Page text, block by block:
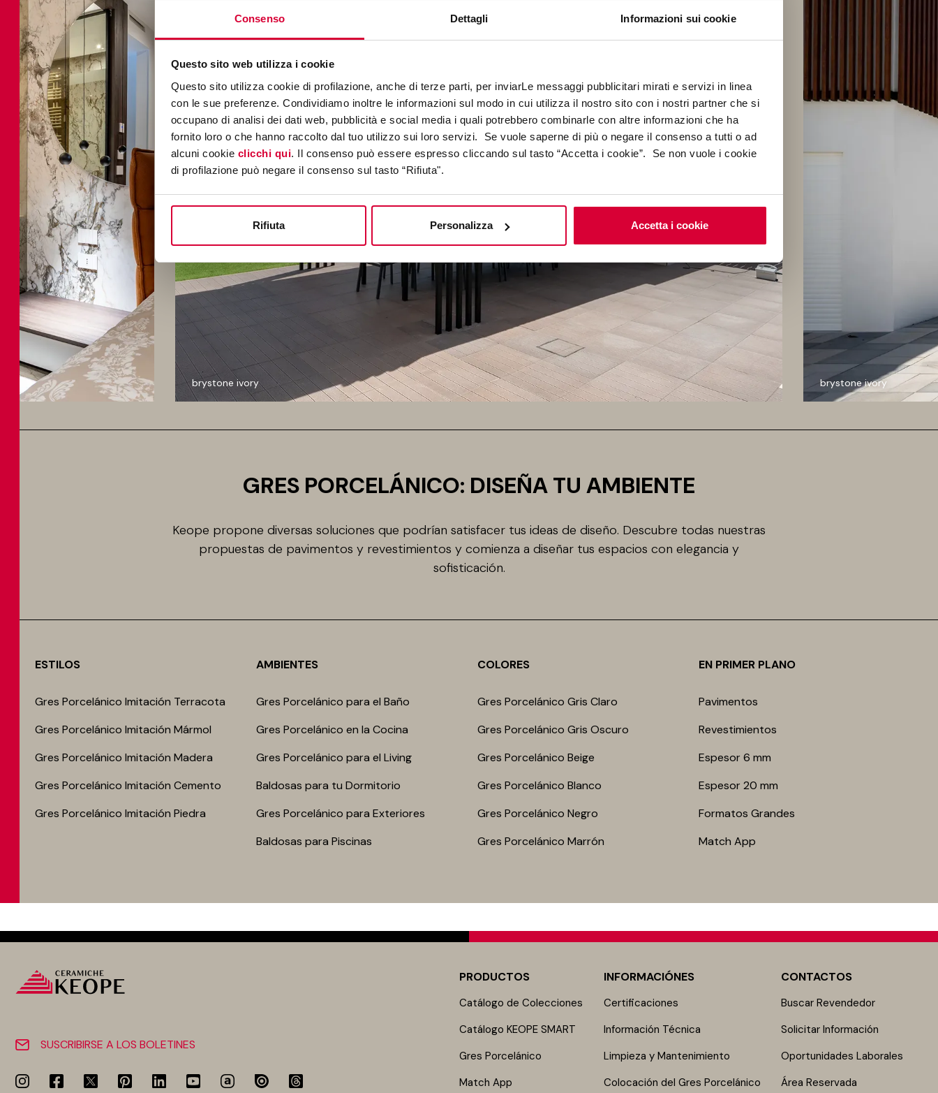
Consenso Dettagli Informazioni sui cookie
Questo sito web utilizza i cookie
Questo sito utilizza cookie di profilazione, anche di terze parti, per inviarLe messaggi pubblicitari mirati e servizi in linea
con le sue preferenze. Condividiamo inoltre le informazioni sul modo in cui utilizza il nostro sito con i nostri partner che si
occupano di analisi dei dati web, pubblicità e social media i quali potrebbero combinarle con altre informazioni che ha
fornito loro o che hanno raccolto dal tuo utilizzo sui loro servizi. Se vuole saperne di più o negare il consenso a tutti o ad
alcuni cookie clicchi qui. Il consenso può essere espresso cliccando sul tasto “Accetta i cookie”. Se non vuole i cookie
di profilazione può negare il consenso sul tasto “Rifiuta".
Rifiuta Personalizza Accetta i cookie
brystone ivory brystone ivory
GRES PORCELÁNICO: DISEÑA TU AMBIENTE
Keope propone diversas soluciones que podrían satisfacer tus ideas de diseño. Descubre todas nuestras
propuestas de pavimentos y revestimientos y comienza a diseñar tus espacios con elegancia y
sofisticación.
ESTILOS
Gres Porcelánico Imitación Terracota
Gres Porcelánico Imitación Mármol
Gres Porcelánico Imitación Madera
Gres Porcelánico Imitación Cemento
Gres Porcelánico Imitación Piedra
AMBIENTES
Gres Porcelánico para el Baño
Gres Porcelánico en la Cocina
Gres Porcelánico para el Living
Baldosas para tu Dormitorio
Gres Porcelánico para Exteriores
Baldosas para Piscinas
COLORES
Gres Porcelánico Gris Claro
Gres Porcelánico Gris Oscuro
Gres Porcelánico Beige
Gres Porcelánico Blanco
Gres Porcelánico Negro
Gres Porcelánico Marrón
EN PRIMER PLANO
Pavimentos
Revestimientos
Espesor 6 mm
Espesor 20 mm
Formatos Grandes
Match App
SUSCRIBIRSE A LOS BOLETINES
PRODUCTOS
Catálogo de Colecciones
Catálogo KEOPE SMART
Gres Porcelánico
Match App
INFORMACIÓNES
Certificaciones
Información Técnica
Limpieza y Mantenimiento
Colocación del Gres Porcelánico
CONTACTOS
Buscar Revendedor
Solicitar Información
Oportunidades Laborales
Área Reservada